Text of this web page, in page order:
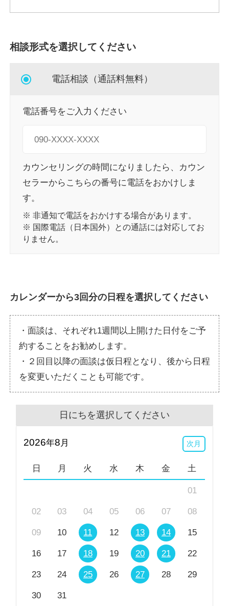
相談形式を選択してください
電話相談（通話料無料）
電話番号をご入力ください
カウンセリングの時間になりましたら、カウン
セラーからこちらの番号に電話をおかけしま
す。
※ 非通知で電話をおかけする場合があります。
※ 国際電話（日本国外）との通話には対応してお
りません。
カレンダーから3回分の日程を選択してください
・面談は、それぞれ1週間以上開けた日付をご予
約することをお勧めします。
・２回目以降の面談は仮日程となり、後から日程
を変更いただくことも可能です。
日にちを選択してください
2026年8 月 次月
日 月 火 水 木 金 土
01
02 03 04 05 06 07 08
09 10 11 12 13 14 15
16 17 18 19 20 21 22
23 24 25 26 27 28 29
30 31